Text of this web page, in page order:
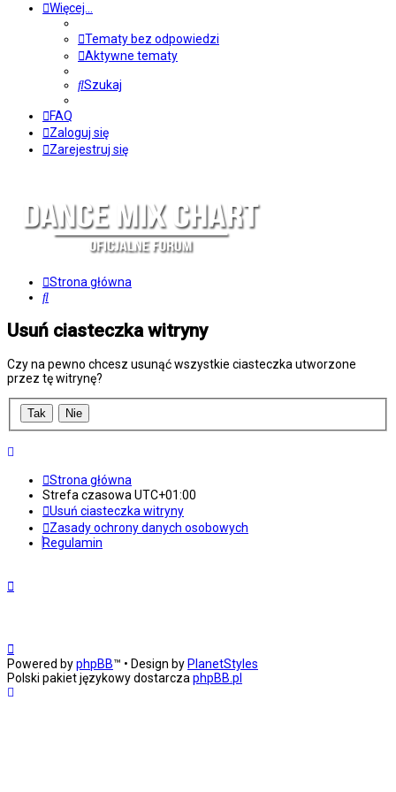
Więcej…
Tematy bez odpowiedzi
Aktywne tematy
Szukaj
FAQ
Zaloguj się
Zarejestruj się
Strona główna
Szukaj
Usuń ciasteczka witryny
Czy na pewno chcesz usunąć wszystkie ciasteczka utworzone
przez tę witrynę?
Strona główna
Strefa czasowaUTC+01:00
Usuń ciasteczka witryny
Zasady ochrony danych osobowych
Regulamin
Powered byphpBB™ • Design by PlanetStyles
Polski pakiet językowy dostarczaphpBB.pl